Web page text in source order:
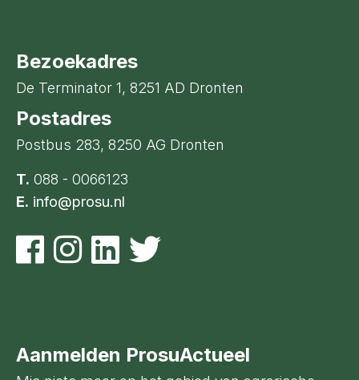
Bezoekadres
De Terminator 1, 8251 AD Dronten
Postadres
Postbus 283, 8250 AG Dronten
T. 088 - 0066123
E. info@prosu.nl
Aanmelden ProsuActueel